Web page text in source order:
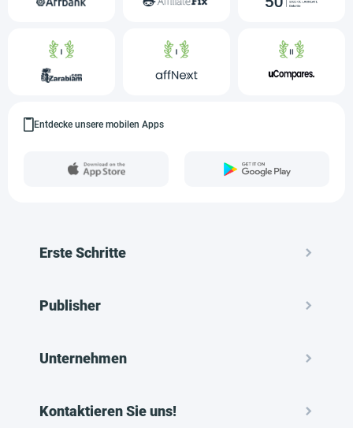
Entdecke unsere mobilen Apps
Erste Schritte
Publisher
Unternehmen
Kontaktieren Sie uns!